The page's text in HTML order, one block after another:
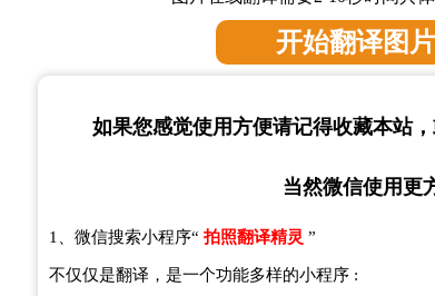
开始翻译图
如果您感觉使用方便请记得收藏本站
当然微信使用更
1、微信搜索小程序“ 拍照翻译精灵 ”
不仅仅是翻译，是一个功能多样的小程序 :